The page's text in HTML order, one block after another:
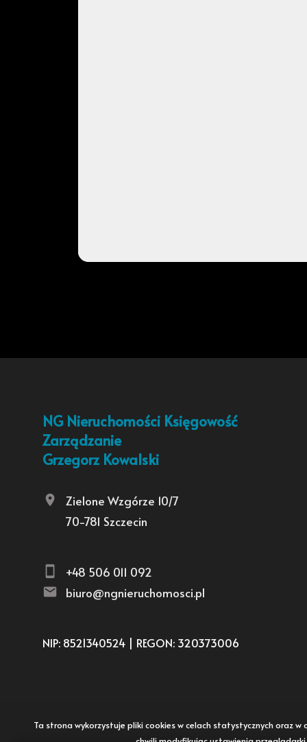
NG Nieruchomości Księgowość
Zarządzanie
Grzegorz Kowalski
Zielone Wzgórze 10/7
70-781 Szczecin
+48 506 011 092
biuro@ngnieruchomosci.pl
NIP: 8521340524 | REGON: 320373006
Ta strona wykorzystuje pliki cookies w celach statystycznych oraz